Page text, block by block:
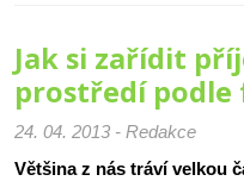
Jak si zařídit
prostředí podle
24. 04. 2013 - Redakce
Většina z nás tráví velkou